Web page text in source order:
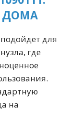
ДОМА
для
где
на